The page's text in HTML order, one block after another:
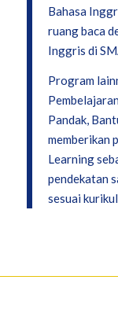
Bahasa
ruang baca
Inggris di
Program
Pandak,
memberikan
Learning
pendekatan
sesuai